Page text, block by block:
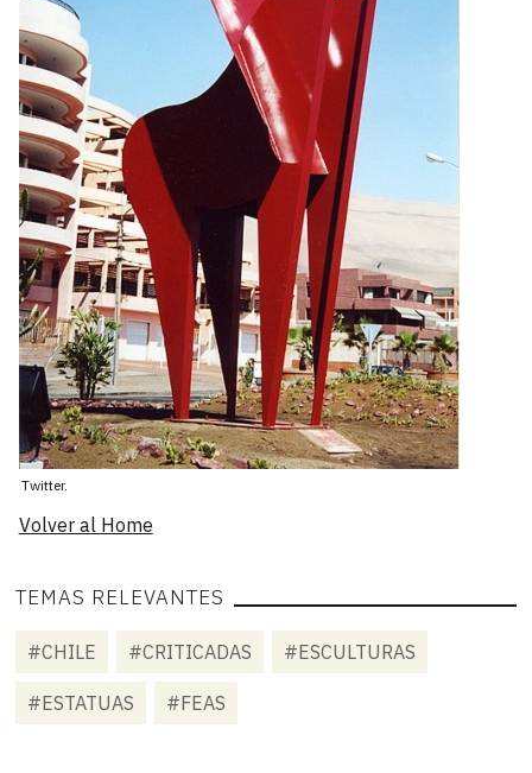
Twitter.
Volver al Home
TEMAS RELEVANTES
#CHILE #CRITICADAS #ESCULTURAS
#ESTATUAS #FEAS